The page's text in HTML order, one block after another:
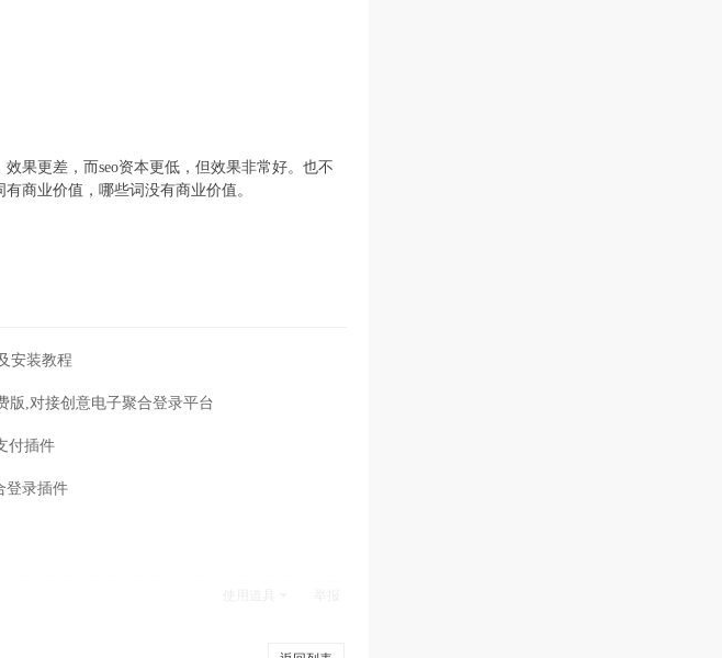
果更差，而seo资本更低，但效果非常好。也不
商业价值，哪些词没有商业价值。
安装教程
版,对接创意电子聚合登录平台
付插件
登录插件